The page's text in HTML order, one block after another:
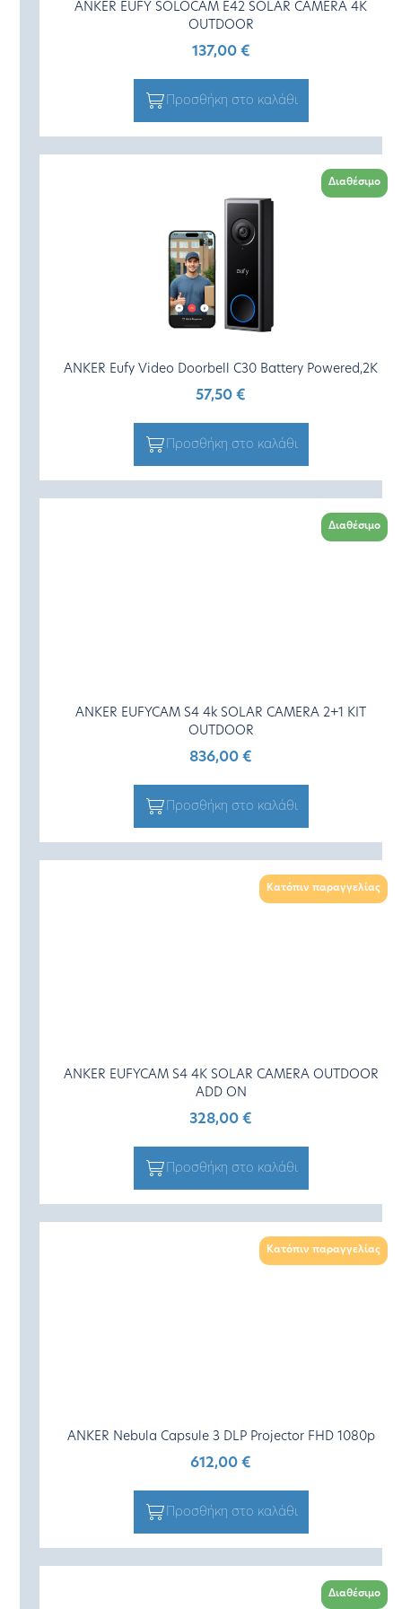
ANKER EUFY SOLOCAM E42 SOLAR CAMERA 4K
OUTDOOR
137,00 €
Προσθήκη στο καλάθι
Διαθέσιμο
ANKER Eufy Video Doorbell C30 Battery Powered,2K
57,50 €
Προσθήκη στο καλάθι
Διαθέσιμο
ANKER EUFYCAM S4 4k SOLAR CAMERA 2+1 KIT
OUTDOOR
836,00 €
Προσθήκη στο καλάθι
Κατόπιν παραγγελίας
ANKER EUFYCAM S4 4K SOLAR CAMERA OUTDOOR
ADD ON
328,00 €
Προσθήκη στο καλάθι
Κατόπιν παραγγελίας
ANKER Nebula Capsule 3 DLP Projector FHD 1080p
612,00 €
Προσθήκη στο καλάθι
Διαθέσιμο